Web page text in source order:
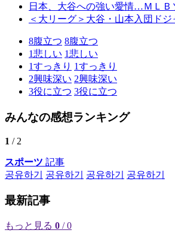
日本、大谷への強い愛情…ＭＬ
＜大リーグ＞大谷・山本入団ド
8腹立つ 8腹立つ
1悲しい 1悲しい
1すっきり 1すっきり
2興味深い 2興味深い
3役に立つ 3役に立つ
みんなの感想ランキング
1 / 2
スポーツ 記事
공유하기
공유하기 공유하기 공유하기
最新記事
もっと見る 0 / 0